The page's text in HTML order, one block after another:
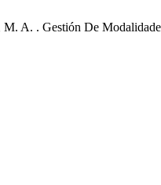
A. . Gestión De